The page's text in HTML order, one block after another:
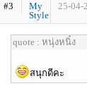
#3
My
Style
25-04-
quote : หนุ่งหนิ๋ง
สนุกดีคะ